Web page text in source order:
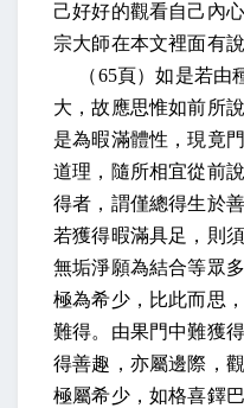
己好好的觀看自己內
宗大師在本文裡面有說
（65頁）如是若由
大，故應思惟如前所
是為暇滿體性，現竟
道理，隨所相宜從前
得者，謂僅總得生於
若獲得暇滿具足，則
無垢淨願為結合等眾
極為希少，比此而思
難得。由果門中難獲
得善趣，亦屬邊際，
極屬希少，如格喜鐸